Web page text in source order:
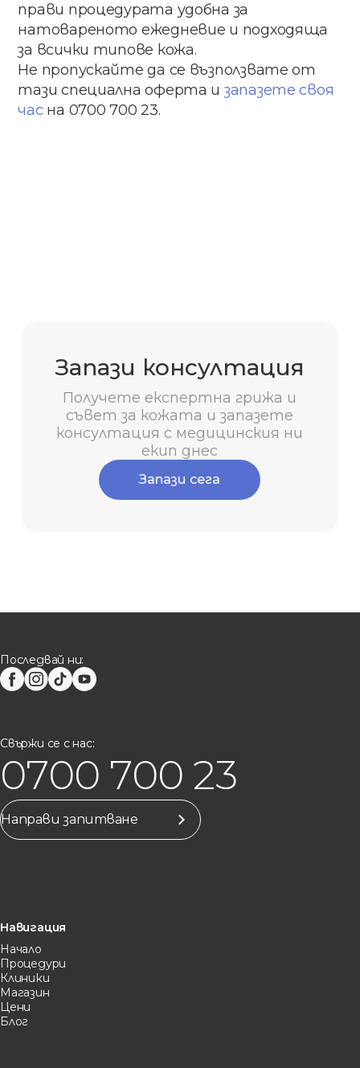
прави процедурата удобна за
натовареното ежедневие и подходяща
за всички типове кожа.
Не пропускайте да се възползвате от
тази специална оферта и запазете своя
час на 0700 700 23.
Запази консултация
Получете експертна грижа и
съвет за кожата и запазете
консултация с медицинския ни
екип днес
Запази сега
Последвай ни:
Свържи се с нас:
0700 700 23
Направи запитване
Навигация
Начало
Процедури
Клиники
Магазин
Цени
Блог